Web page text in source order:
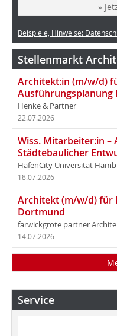
»
Beispiele, Hinweise:
Stellenmarkt
Architekt:in (m/w/d)
Ausführungsplanung
Henke & Partner
22.07.2026
Wiss. Mitarbeiter:in
Städtebaulicher
HafenCity Universität
18.07.2026
Architekt (m/w/d) für
Dortmund
farwickgrote partner
14.07.2026
Service